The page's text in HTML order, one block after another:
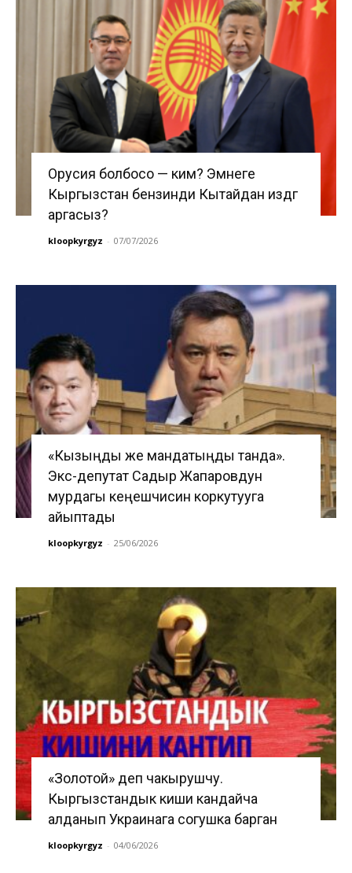
Орусия болбосо — ким? Эмнеге
Кыргызстан бензинди Кытайдан издөөгө
аргасыз?
kloopkyrgyz - 07/07/2026
«Кызыңды же мандатыңды танда».
Экс-депутат Садыр Жапаровдун
мурдагы кеңешчисин коркутууга
айыптады
kloopkyrgyz - 25/06/2026
«Золотой» деп чакырушчу.
Кыргызстандык киши кандайча
алданып Украинага согушка барган
kloopkyrgyz - 04/06/2026